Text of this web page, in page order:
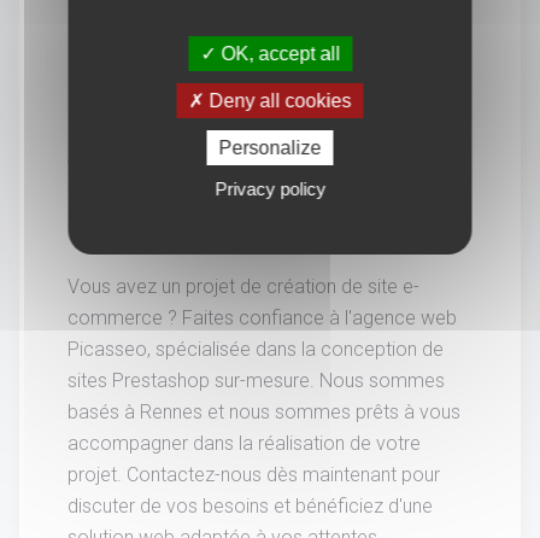
Vous souhaitez en savoir
davantage.
Vous avez un projet de création de site e-
commerce ? Faites confiance à l'agence web
Picasseo, spécialisée dans la conception de
sites Prestashop sur-mesure. Nous sommes
basés à Rennes et nous sommes prêts à vous
accompagner dans la réalisation de votre
projet. Contactez-nous dès maintenant pour
discuter de vos besoins et bénéficiez d'une
OK, accept all
Deny all cookies
Personalize
Privacy policy